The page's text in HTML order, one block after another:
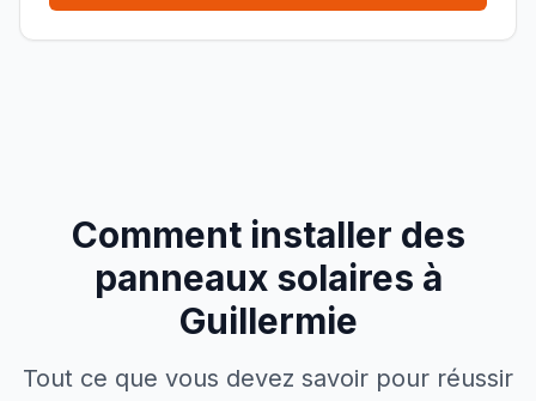
Comment installer des
panneaux solaires à
Guillermie
Tout ce que vous devez savoir pour réussir